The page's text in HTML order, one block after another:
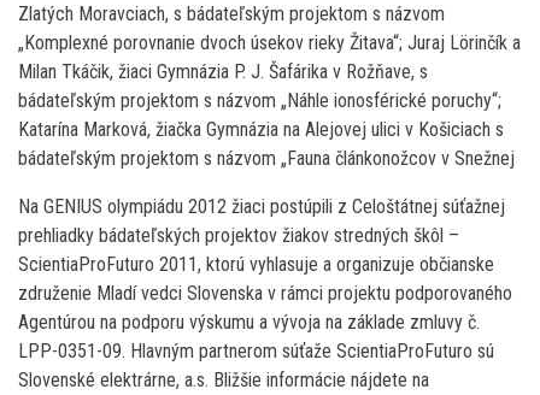
Zlatých Moravciach, s bádateľským projektom s názvom
„Komplexné porovnanie dvoch úsekov rieky Žitava“; Juraj Lörinčík a
Milan Tkáčik, žiaci Gymnázia P. J. Šafárika v Rožňave, s
bádateľským projektom s názvom „Náhle ionosférické poruchy“;
Katarína Marková, žiačka Gymnázia na Alejovej ulici v Košiciach s
bádateľským projektom s názvom „Fauna článkonožcov v Snežnej
Na GENIUS olympiádu 2012 žiaci postúpili z Celoštátnej súťažnej
prehliadky bádateľských projektov žiakov stredných škôl –
ScientiaProFuturo 2011, ktorú vyhlasuje a organizuje občianske
združenie Mladí vedci Slovenska v rámci projektu podporovaného
Agentúrou na podporu výskumu a vývoja na základe zmluvy č.
LPP-0351-09. Hlavným partnerom súťaže ScientiaProFuturo sú
Slovenské elektrárne, a.s. Bližšie informácie nájdete na